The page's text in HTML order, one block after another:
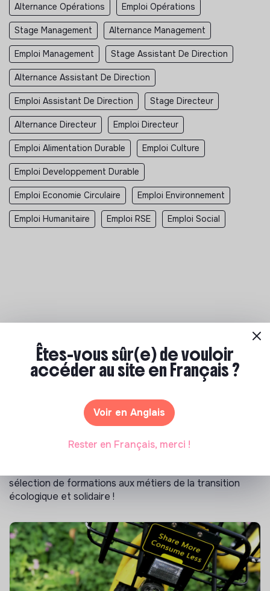
Alternance Opérations Emploi Opérations
Stage Management Alternance Management
Emploi Management Stage Assistant De Direction
Alternance Assistant De Direction
Emploi Assistant De Direction Stage Directeur
Alternance Directeur Emploi Directeur
Emploi Alimentation Durable Emploi Culture
Emploi Developpement Durable
Emploi Economie Circulaire Emploi Environnement
Emploi Humanitaire Emploi RSE Emploi Social
Les entreprises à impact positif et associations qui recrutent
Orientation Durable recrutement >
Délégué Général Adjoint (F/H) - FUB - Strasbourg - CDI -
Direction, Bras droit, Autres - Services - 15/06/2026
Notre sélection de formations à impact
sélection de formations aux métiers de la transition
écologique et solidaire !
Êtes-vous sûr(e) de vouloir
accéder au site en Français ?
Voir en Anglais
Rester en Français, merci !